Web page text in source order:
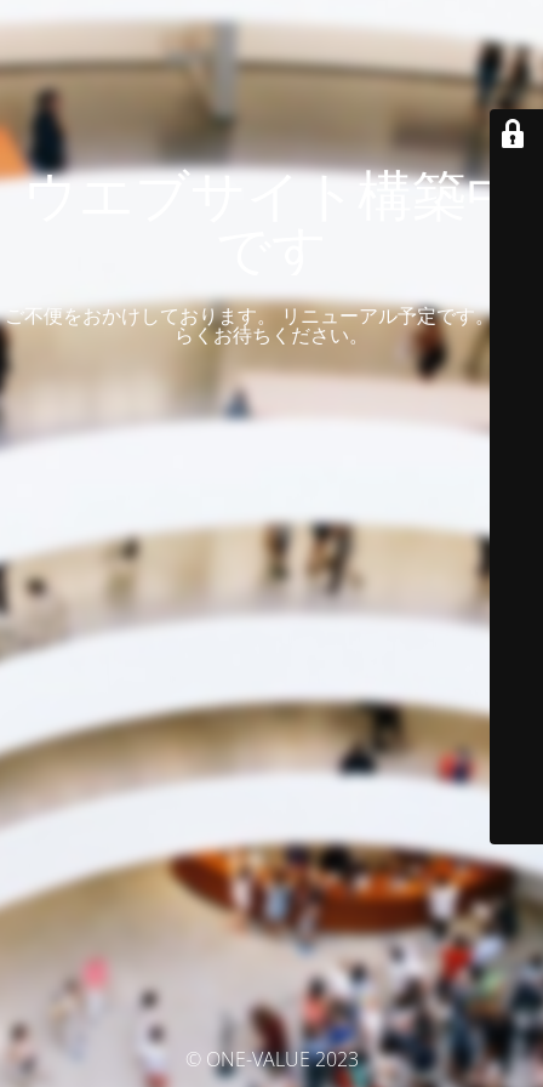
ウエブサイト構築中
ご不便をおかけしております。 リニューアル予定です。 しば
らくお待ちください。
© ONE-VALUE 2023